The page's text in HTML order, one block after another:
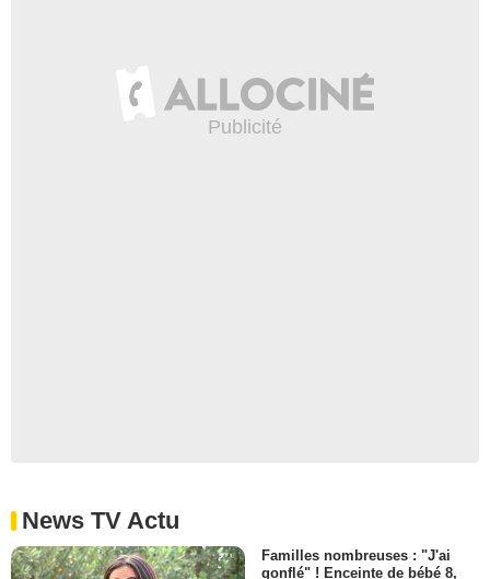
News TV Actu
Familles nombreuses : "J'ai
gonflé" ! Enceinte de bébé 8,